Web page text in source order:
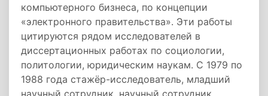
компьютерного бизнеса, по концепции
«электронного правительства». Эти работы
цитируются рядом исследователей в
диссертационных работах по социологии,
политологии, юридическим наукам. С 1979 по
1988 года стажёр-исследователь, младший
научный сотрудник, научный сотрудник